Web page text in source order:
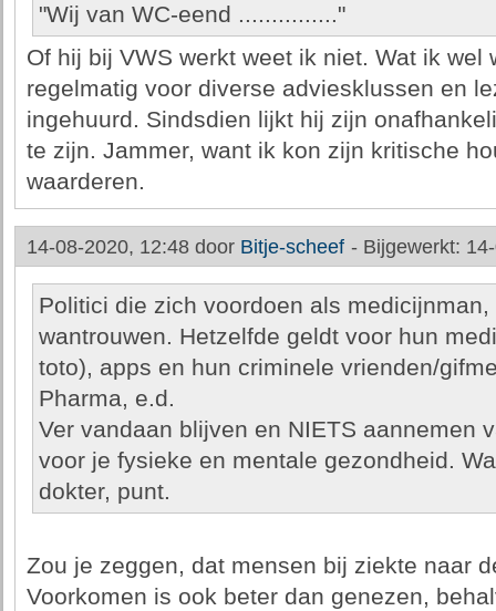
"Wij van WC-eend ..............."
Of hij bij VWS werkt weet ik niet. Wat ik wel
regelmatig voor diverse adviesklussen en
ingehuurd. Sindsdien lijkt hij zijn
te zijn. Jammer, want ik kon zijn kritische
waarderen.
14-08-2020, 12:48 door Bitje-scheef - Bijgewerkt:
Politici die zich voordoen als
wantrouwen. Hetzelfde geldt voor hun
toto), apps en hun criminele vrienden/
Pharma, e.d.
Ver vandaan blijven en NIETS aannemen
voor je fysieke en mentale gezondheid.
dokter, punt.
Zou je zeggen, dat mensen bij ziekte naar
Voorkomen is ook beter dan genezen,